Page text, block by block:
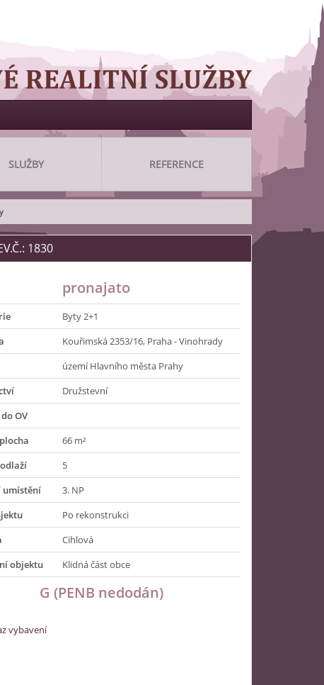
SLUŽBY REFERENCE
1830
pronajato
Byty 2+1
Kouřimská 2353/16, Praha - Vinohrady
území Hlavního města Prahy
Družstevní
OV
66 m²
5
umístění
3. NP
Po rekonstrukci
Cihlová
objektu
Klidná část obce
G (PENB nedodán)
vybavení